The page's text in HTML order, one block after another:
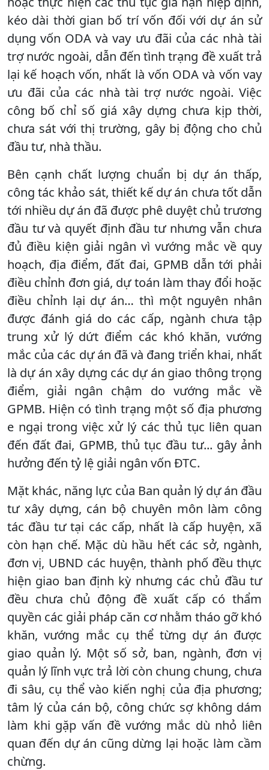
kéo dài thời gian bố trí vốn đối với dự án sử
dụng vốn ODA và vay ưu đãi của các nhà tài
trợ nước ngoài, dẫn đến tình trạng đề xuất trả
lại kế hoạch vốn, nhất là vốn ODA và vốn vay
ưu đãi của các nhà tài trợ nước ngoài. Việc
công bố chỉ số giá xây dựng chưa kịp thời,
chưa sát với thị trường, gây bị động cho chủ
đầu tư, nhà thầu.
Bên cạnh chất lượng chuẩn bị dự án thấp,
công tác khảo sát, thiết kế dự án chưa tốt dẫn
tới nhiều dự án đã được phê duyệt chủ trương
đầu tư và quyết định đầu tư nhưng vẫn chưa
đủ điều kiện giải ngân vì vướng mắc về quy
hoạch, địa điểm, đất đai, GPMB dẫn tới phải
điều chỉnh đơn giá, dự toán làm thay đổi hoặc
điều chỉnh lại dự án… thì một nguyên nhân
được đánh giá do các cấp, ngành chưa tập
trung xử lý dứt điểm các khó khăn, vướng
mắc của các dự án đã và đang triển khai, nhất
là dự án xây dựng các dự án giao thông trọng
điểm, giải ngân chậm do vướng mắc về
GPMB. Hiện có tình trạng một số địa phương
e ngại trong việc xử lý các thủ tục liên quan
đến đất đai, GPMB, thủ tục đầu tư... gây ảnh
hưởng đến tỷ lệ giải ngân vốn ĐTC.
Mặt khác, năng lực của Ban quản lý dự án đầu
tư xây dựng, cán bộ chuyên môn làm công
tác đầu tư tại các cấp, nhất là cấp huyện, xã
còn hạn chế. Mặc dù hầu hết các sở, ngành,
đơn vị, UBND các huyện, thành phố đều thực
hiện giao ban định kỳ nhưng các chủ đầu tư
đều chưa chủ động đề xuất cấp có thẩm
quyền các giải pháp căn cơ nhằm tháo gỡ khó
khăn, vướng mắc cụ thể từng dự án được
giao quản lý. Một số sở, ban, ngành, đơn vị
quản lý lĩnh vực trả lời còn chung chung, chưa
đi sâu, cụ thể vào kiến nghị của địa phương;
tâm lý của cán bộ, công chức sợ không dám
làm khi gặp vấn đề vướng mắc dù nhỏ liên
quan đến dự án cũng dừng lại hoặc làm cầm
chừng.